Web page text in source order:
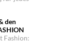
den
Fashion: